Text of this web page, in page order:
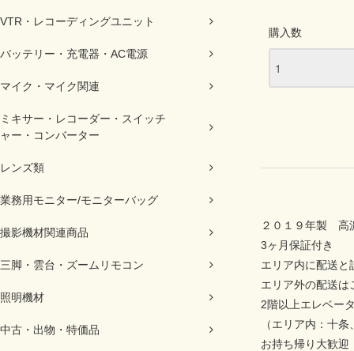
VTR・レコーディングユニット
バッテリー・充電器・AC電源
マイク・マイク関連
ミキサー・レコーダー・スイッチ
ャー・コンバーター
レンズ類
業務用モニター/モニターバッグ
撮影機材関連商品
三脚・雲台・ズームリモコン
照明機材
中古・出物・特価品
購入数
２０１９年製
3ヶ月保証付き
エリア内に配送と
エリア外の配送は
2階以上エレベー
（エリア内：十
お持ち帰り大歓迎